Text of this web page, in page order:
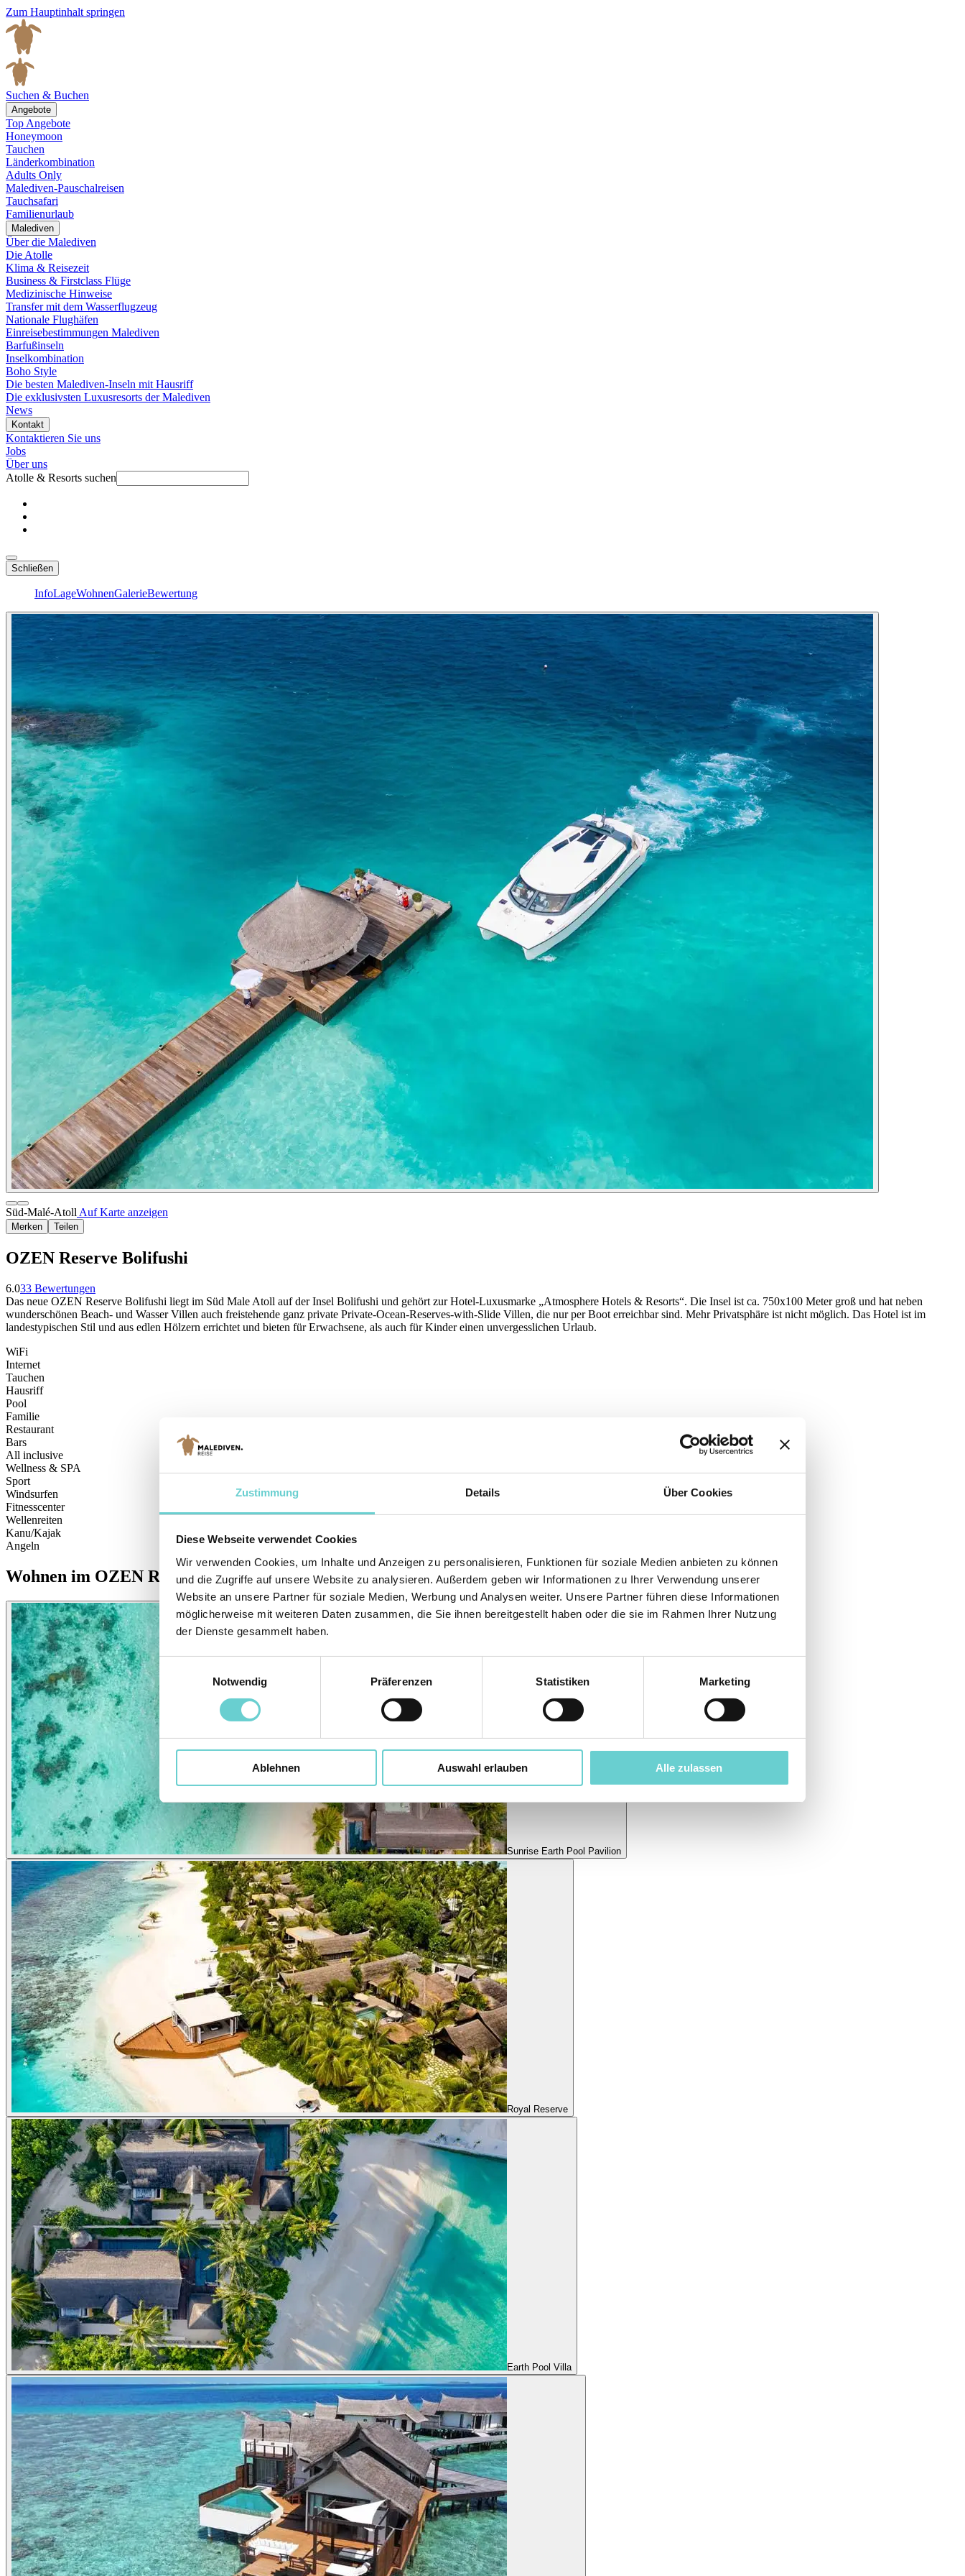
Zustimmung Details Über Cookies
Diese Webseite verwendet Cookies
Wir verwenden Cookies, um Inhalte und Anzeigen zu personalisieren, Funktionen für soziale Medien anbieten zu können
und die Zugriffe auf unsere Website zu analysieren. Außerdem geben wir Informationen zu Ihrer Verwendung unserer
Website an unsere Partner für soziale Medien, Werbung und Analysen weiter. Unsere Partner führen diese Informationen
möglicherweise mit weiteren Daten zusammen, die Sie ihnen bereitgestellt haben oder die sie im Rahmen Ihrer Nutzung
der Dienste gesammelt haben.
Einwilligungsauswahl
Notwendig
Präferenzen Statistiken Marketing
Ablehnen Auswahl erlauben Alle zulassen
Zum Hauptinhalt springen
Suchen & Buchen
Angebote
Top Angebote
Honeymoon
Tauchen
Länderkombination
Adults Only
Malediven-Pauschalreisen
Tauchsafari
Familienurlaub
Malediven
Über die Malediven
Die Atolle
Klima & Reisezeit
Business & Firstclass Flüge
Medizinische Hinweise
Transfer mit dem Wasserflugzeug
Nationale Flughäfen
Einreisebestimmungen Malediven
Barfußinseln
Inselkombination
Boho Style
Die besten Malediven-Inseln mit Hausriff
Die exklusivsten Luxusresorts der Malediven
News
Kontakt
Kontaktieren Sie uns
Jobs
Über uns
Atolle & Resorts suchen
Schließen
InfoLageWohnenGalerieBewertung
Süd-Malé-Atoll Auf Karte anzeigen
Merken Teilen
OZEN Reserve Bolifushi
6.033 Bewertungen
Das neue OZEN Reserve Bolifushi liegt im Süd Male Atoll auf der Insel Bolifushi und gehört zur Hotel-Luxusmarke „Atmosphere Hotels & Resorts“. Die Insel ist ca. 750x100 Meter groß und hat neben
wunderschönen Beach- und Wasser Villen auch freistehende ganz private Private-Ocean-Reserves-with-Slide Villen, die nur per Boot erreichbar sind. Mehr Privatsphäre ist nicht möglich. Das Hotel ist im
landestypischen Stil und aus edlen Hölzern errichtet und bieten für Erwachsene, als auch für Kinder einen unvergesslichen Urlaub.
WiFi
Internet
Tauchen
Hausriff
Pool
Familie
Restaurant
Bars
All inclusive
Wellness & SPA
Sport
Windsurfen
Fitnesscenter
Wellenreiten
Kanu/Kajak
Angeln
Wohnen im OZEN Reserve Bolifushi
Sunrise Earth Pool Pavilion
Royal Reserve
Earth Pool Villa